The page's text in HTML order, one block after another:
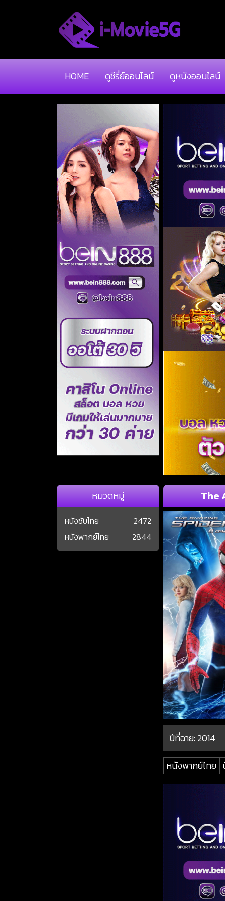
HOME ดูซีรี่ย์ออนไลน์ ดูหนังออนไลน์
The
ปีที่ฉาย:2014
หนังพากย์ไทย
หมวดหมู่
หนังซับไทย
2472
หนังพากย์ไทย
2844